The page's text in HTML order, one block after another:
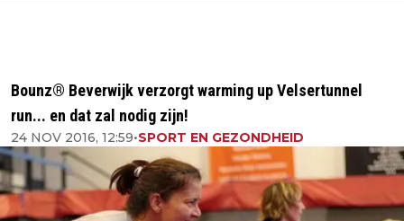
Bounz® Beverwijk verzorgt warming up Velsertunnel
run... en dat zal nodig zijn!
24 NOV 2016, 12:59•SPORT EN GEZONDHEID